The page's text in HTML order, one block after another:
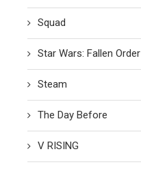
Squad
Star Wars: Fallen Order
Steam
The Day Before
V RISING